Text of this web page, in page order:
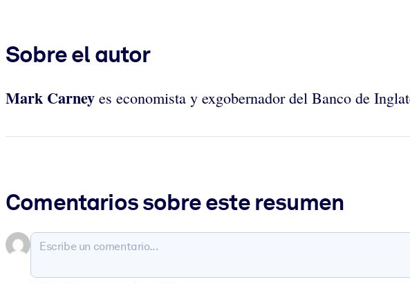
Sobre el autor
Mark Carney es economista y exgobernador del Banco de
Comentarios sobre este resumen